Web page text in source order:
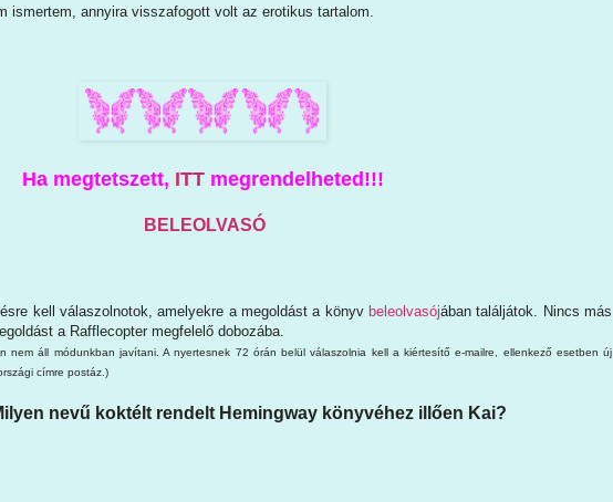
ismertem, annyira visszafogott volt az erotikus tartalom.
Ha megtetszett, ITT megrendelheted!!!
BELEOLVASÓ
kell válaszolnotok, amelyekre a megoldást a könyv beleolvasójában találjátok. Nincs más
a Rafflecopter megfelelő dobozába.
nem áll módunkban javítani. A nyertesnek 72 órán belül válaszolnia kell a kiértesítő e-mailre, ellenkező esetben új
címre postáz.)
nevű koktélt rendelt Hemingway könyvéhez illően Kai?